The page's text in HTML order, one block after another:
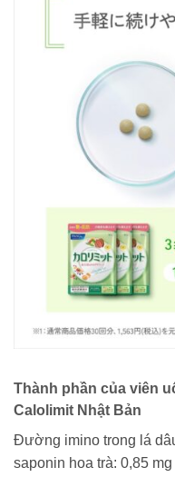
Thành phần của viên
Calolimit Nhật Bản
Đường imino trong lá
saponin hoa trà: 0,85 mg